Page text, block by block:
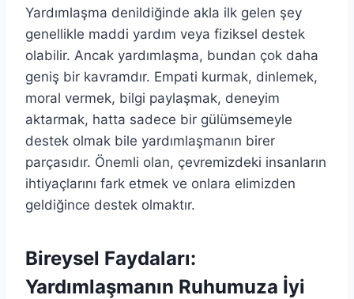
Yardımlaşma denildiğinde akla ilk gelen şey
genellikle maddi yardım veya fiziksel destek
olabilir. Ancak yardımlaşma, bundan çok daha
geniş bir kavramdır. Empati kurmak, dinlemek,
moral vermek, bilgi paylaşmak, deneyim
aktarmak, hatta sadece bir gülümsemeyle
destek olmak bile yardımlaşmanın birer
parçasıdır. Önemli olan, çevremizdeki insanların
ihtiyaçlarını fark etmek ve onlara elimizden
geldiğince destek olmaktır.
Bireysel Faydaları:
Yardımlaşmanın Ruhumuza İyi